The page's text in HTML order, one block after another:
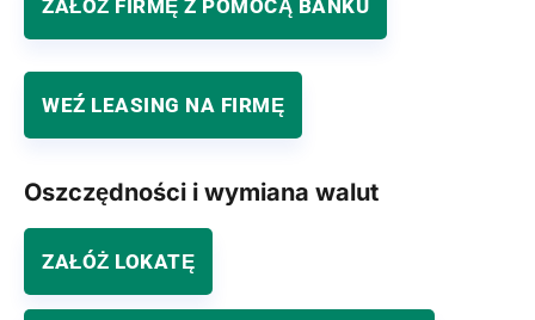
ZAŁÓŻ FIRMĘ Z POMOCĄ BANKU
WEŹ LEASING NA FIRMĘ
Oszczędności i wymiana walut
ZAŁÓŻ LOKATĘ